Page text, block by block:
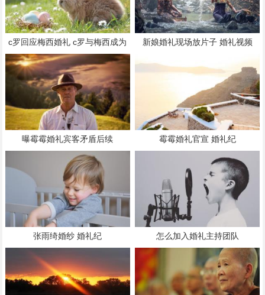
c罗回应梅西婚礼 c罗与梅西成为
优秀足球员
新娘婚礼现场放片子 婚礼视频
曝霉霉婚礼宾客矛盾后续 霉霉婚礼官宣 婚礼纪
张雨绮婚纱 婚礼纪 怎么加入婚礼主持团队